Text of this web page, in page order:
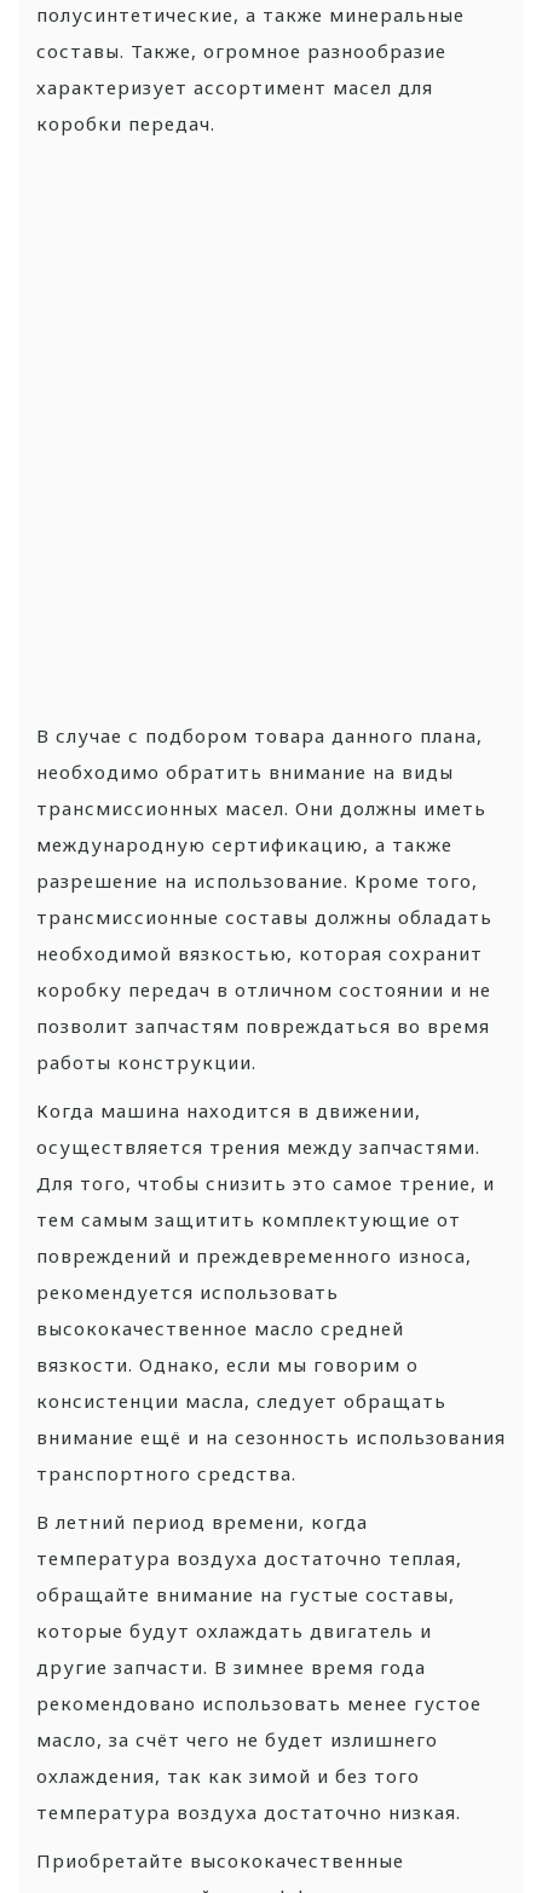
полусинтетические, а также минеральные
составы. Также, огромное разнообразие
характеризует ассортимент масел для
коробки передач.
В случае с подбором товара данного плана,
необходимо обратить внимание на виды
трансмиссионных масел. Они должны иметь
международную сертификацию, а также
разрешение на использование. Кроме того,
трансмиссионные составы должны обладать
необходимой вязкостью, которая сохранит
коробку передач в отличном состоянии и не
позволит запчастям повреждаться во время
работы конструкции.
Когда машина находится в движении,
осуществляется трения между запчастями.
Для того, чтобы снизить это самое трение, и
тем самым защитить комплектующие от
повреждений и преждевременного износа,
рекомендуется использовать
высококачественное масло средней
вязкости. Однако, если мы говорим о
консистенции масла, следует обращать
внимание ещё и на сезонность использования
транспортного средства.
В летний период времени, когда
температура воздуха достаточно теплая,
обращайте внимание на густые составы,
которые будут охлаждать двигатель и
другие запчасти. В зимнее время года
рекомендовано использовать менее густое
масло, за счёт чего не будет излишнего
охлаждения, так как зимой и без того
температура воздуха достаточно низкая.
Приобретайте высококачественные